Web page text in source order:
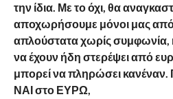
την ίδια. Με το όχι, θα
αποχωρήσουμε μόνοι μας από
απλούστατα χωρίς συμφωνία,
να έχουν ήδη στερέψει από
μπορεί να πληρώσει κανέναν.
ΝΑΙ στο ΕΥΡΩ,